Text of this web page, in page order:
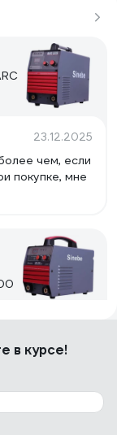
23.12.2025
чем, если
покупке, мне
в курсе!